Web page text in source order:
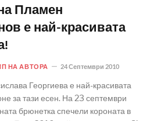
Пламен
е най-красивата
НА АВТОРА 24 Септември 2010
Георгиева е най-красивата
за тази есен. На 23 септември
брюнетка спечели короната в